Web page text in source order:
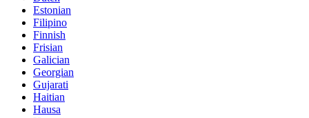
Estonian
Filipino
Finnish
Frisian
Galician
Georgian
Gujarati
Haitian
Hausa